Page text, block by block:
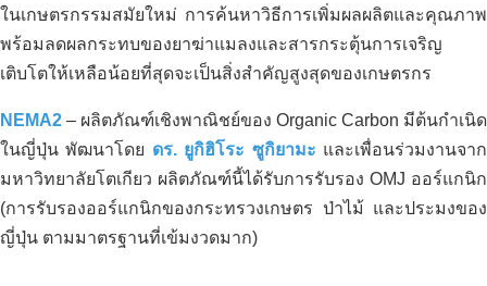
ในเกษตรกรรมสมัยใหม่ การค้นหาวิธีการเพิ่มผลผลิตและคุณภาพ
พร้อมลดผลกระทบของยาฆ่าแมลงและสารกระตุ้นการเจริญ
เติบโตให้เหลือน้อยที่สุดจะเป็นสิ่งสำคัญสูงสุดของเกษตรกร
NEMA2 – ผลิตภัณฑ์เชิงพาณิชย์ของ Organic Carbon มีต้นกำเนิด
ในญี่ปุ่น พัฒนาโดย ดร. ยูกิฮิโระ ซูกิยามะ และเพื่อนร่วมงานจาก
มหาวิทยาลัยโตเกียว ผลิตภัณฑ์นี้ได้รับการรับรอง OMJ ออร์แกนิก
(การรับรองออร์แกนิกของกระทรวงเกษตร ป่าไม้ และประมงของ
ญี่ปุ่น ตามมาตรฐานที่เข้มงวดมาก)